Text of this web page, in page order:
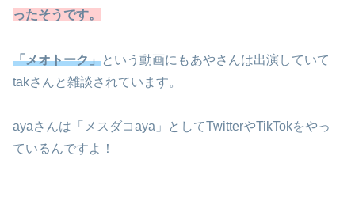
ったそうです。
「メオトーク」という動画にもあやさんは出演していて
takさんと雑談されています。
ayaさんは「メスダコaya」としてTwitterやTikTokをやっ
ているんですよ！